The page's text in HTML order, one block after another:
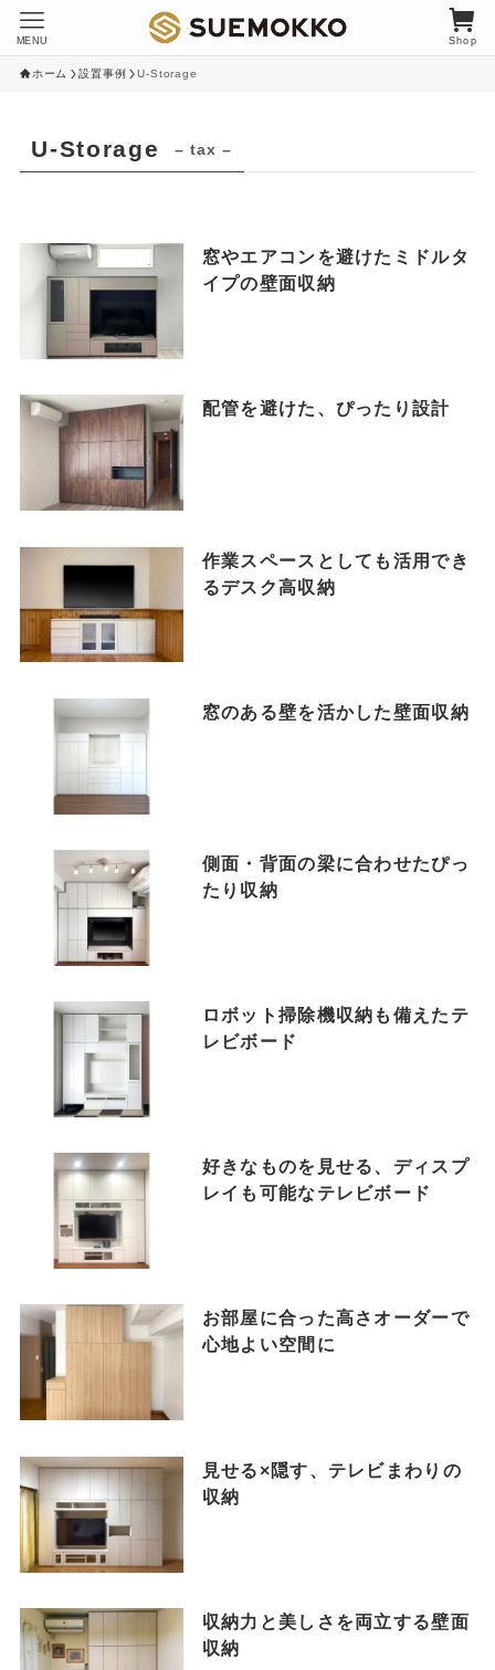
Shop
MENU
ホーム 設置事例 U-Storage
U-Storage – tax –
窓やエアコンを避けたミドルタ
イプの壁面収納
配管を避けた、ぴったり設計
作業スペースとしても活用でき
るデスク高収納
窓のある壁を活かした壁面収納
側面・背面の梁に合わせたぴっ
たり収納
ロボット掃除機収納も備えたテ
レビボード
好きなものを見せる、ディスプ
レイも可能なテレビボード
お部屋に合った高さオーダーで
心地よい空間に
見せる×隠す、テレビまわりの
収納
収納力と美しさを両立する壁面
収納